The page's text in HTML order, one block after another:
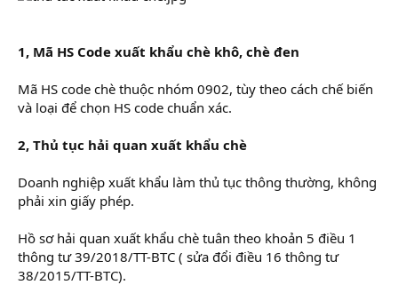
1, Mã HS Code xuất khẩu chè khô, chè đen
Mã HS code chè thuộc nhóm 0902, tùy theo cách chế biến
và loại để chọn HS code chuẩn xác.
2, Thủ tục hải quan xuất khẩu chè
Doanh nghiệp xuất khẩu làm thủ tục thông thường, không
phải xin giấy phép.
Hồ sơ hải quan xuất khẩu chè tuân theo khoản 5 điều 1
thông tư 39/2018/TT-BTC ( sửa đổi điều 16 thông tư
38/2015/TT-BTC).